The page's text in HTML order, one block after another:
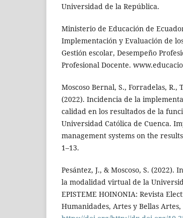
Universidad de la República.
Ministerio de Educación de
Implementación y Evaluación de
Gestión escolar, Desempeño
Profesional Docente.
Moscoso Bernal, S., Forradelas,
(2022). Incidencia de la
calidad en los resultados de la
Universidad Católica de Cuenca.
management systems on the
1–13.
Pesántez, J., & Moscoso, S.
la modalidad virtual de la
EPISTEME HOINONIA: Revista
Humanidades, Artes y Bellas Artes,